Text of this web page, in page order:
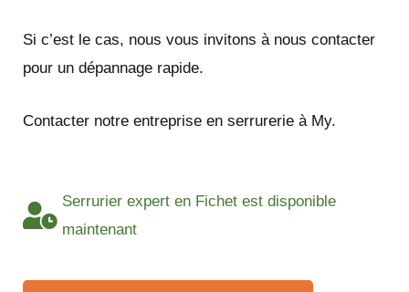
Si c’est le cas, nous vous invitons à nous contacter
pour un dépannage rapide.
Contacter notre entreprise en serrurerie à My.
Serrurier expert en Fichet est disponible
maintenant